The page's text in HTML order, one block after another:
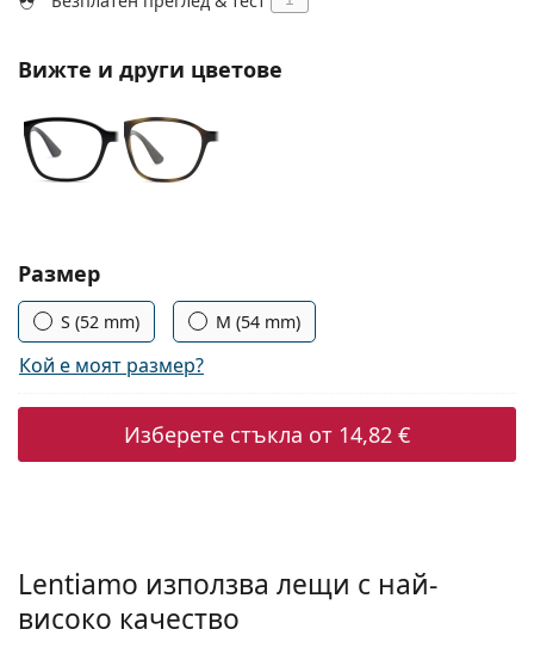
Persol
Prada
Всички марки
Вижте и други цветове
Изберете параметри
Размер
S (52 mm) M (54 mm)
Кой е моят размер?
Изберете стъкла от 14,82 €
Lentiamo използва лещи с най-
високо качество